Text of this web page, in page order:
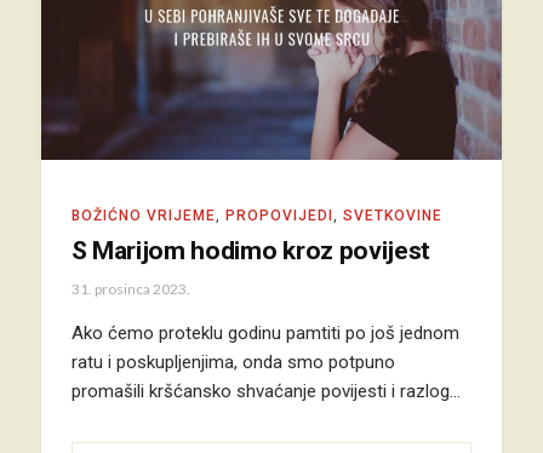
BOŽIĆNO VRIJEME PROPOVIJEDI SVETKOVINE
S Marijom hodimo kroz povijest
31. prosinca 2023.
Ako ćemo proteklu godinu pamtiti po još jednom
ratu i poskupljenjima, onda smo potpuno
promašili kršćansko shvaćanje povijesti i razlog…